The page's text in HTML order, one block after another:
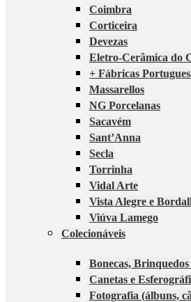
Coimbra
Corticeira
Devezas
Eletro-Cerâmica do
+ Fábricas
Massarellos
NG Porcelanas
Sacavém
Sant’Anna
Secla
Torrinha
Vidal Arte
Vista Alegre e
Viúva Lamego
Colecionáveis
Bonecas, Brinquedos
Canetas e
Fotografia (álbuns,